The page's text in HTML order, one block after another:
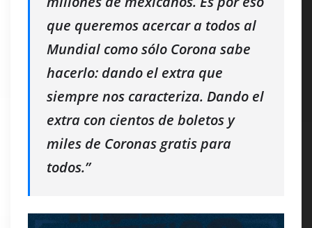
que queremos acercar a todos al
Mundial como sólo Corona sabe
hacerlo: dando el extra que
siempre nos caracteriza. Dando el
extra con cientos de boletos y
miles de Coronas gratis para
todos.”